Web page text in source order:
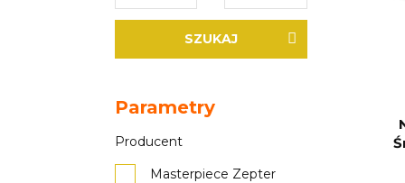
SZUKAJ
Parametry
Producent
Masterpiece Zepter